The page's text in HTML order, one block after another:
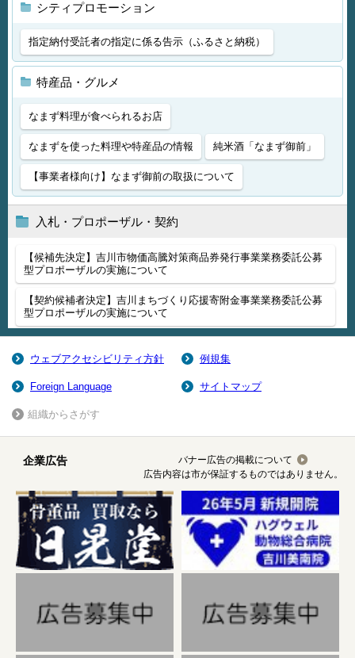
シティプロモーション
指定納付受託者の指定に係る告示（ふるさと納税）
特産品・グルメ
なまず料理が食べられるお店
なまずを使った料理や特産品の情報 純米酒「なまず御前」
【事業者様向け】なまず御前の取扱について
入札・プロポーザル・契約
【候補先決定】吉川市物価高騰対策商品券発行事業業務委託公募
型プロポーザルの実施について
【契約候補者決定】吉川まちづくり応援寄附金事業業務委託公募
型プロポーザルの実施について
ウェブアクセシビリティ方針 例規集
Foreign Language サイトマップ
組織からさがす
企業広告
バナー広告の掲載について
広告内容は市が保証するものではありません。